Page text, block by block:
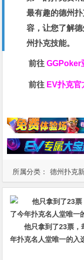
所属分类： 德州扑克
最有趣的德州
容，让您了解
州扑克技能。
前往GGPoker
前往 EV扑克官
他只拿到了23票，
年扑克名人堂唯一的入